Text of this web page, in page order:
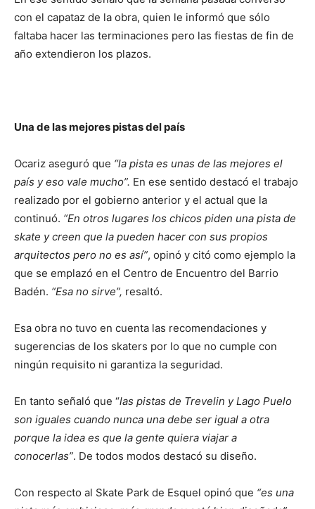
con el capataz de la obra, quien le informó que sólo
faltaba hacer las terminaciones pero las fiestas de fin de
año extendieron los plazos.
Una de las mejores pistas del país
Ocariz aseguró que “la pista es unas de las mejores el
país y eso vale mucho”. En ese sentido destacó el trabajo
realizado por el gobierno anterior y el actual que la
continuó. “En otros lugares los chicos piden una pista de
skate y creen que la pueden hacer con sus propios
arquitectos pero no es así”, opinó y citó como ejemplo la
que se emplazó en el Centro de Encuentro del Barrio
Badén. “Esa no sirve”, resaltó.
Esa obra no tuvo en cuenta las recomendaciones y
sugerencias de los skaters por lo que no cumple con
ningún requisito ni garantiza la seguridad.
En tanto señaló que “las pistas de Trevelin y Lago Puelo
son iguales cuando nunca una debe ser igual a otra
porque la idea es que la gente quiera viajar a
conocerlas”. De todos modos destacó su diseño.
Con respecto al Skate Park de Esquel opinó que “es una